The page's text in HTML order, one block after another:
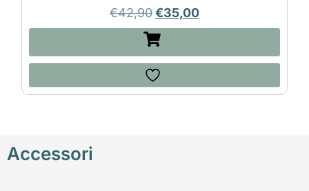
€42,90€35,00
Accessori